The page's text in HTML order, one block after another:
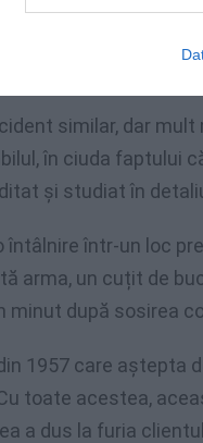
la Ostia: „Îl
similar, dar mult
în ciuda faptului
și studiat în
într-un loc
arma, un cuțit de
minut după sosirea
1957 care aștepta
toate acestea,
a dus la furia